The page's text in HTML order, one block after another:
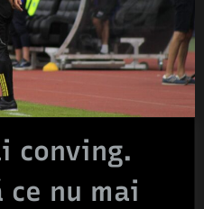
conving.
ce nu mai